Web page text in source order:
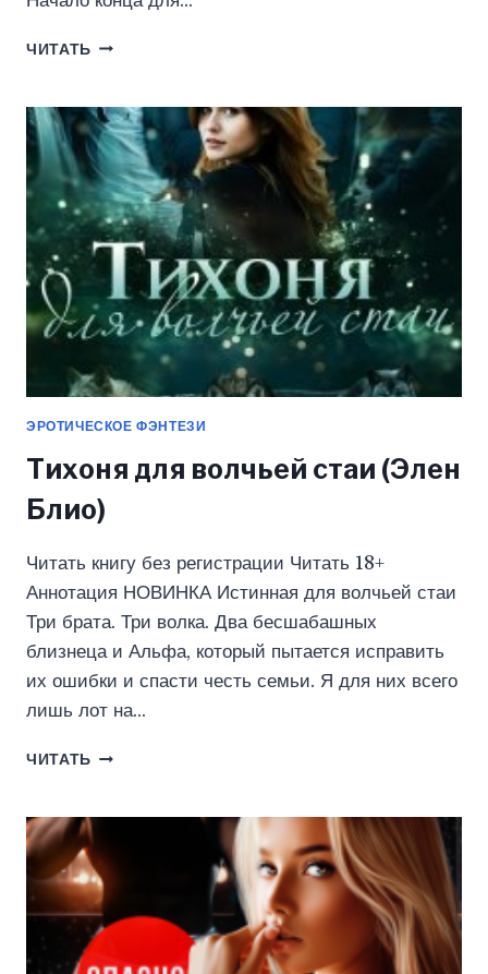
ЧИТАТЬ РАЗВОД.
СТАРЕЮТ
(ЭЛЕН
БЛИО)
ЭРОТИЧЕСКОЕ ФЭНТЕЗИ
Тихоня для волчьей стаи (Элен
Блио)
Читать книгу без регистрации Читать 18+
Аннотация НОВИНКА Истинная для волчьей стаи
Три брата. Три волка. Два бесшабашных
близнеца и Альфа, который пытается исправить
их ошибки и спасти честь семьи. Я для них всего
лишь лот на…
ЧИТАТЬ ТИХОНЯ
БЛИО)